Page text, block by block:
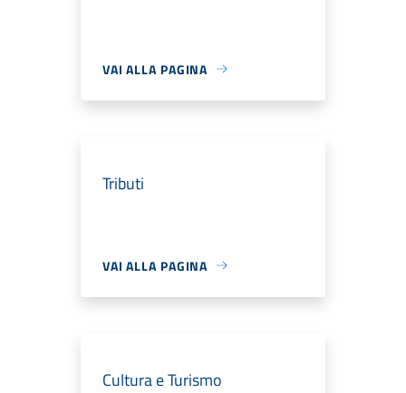
VAI ALLA PAGINA
Tributi
VAI ALLA PAGINA
Cultura e Turismo